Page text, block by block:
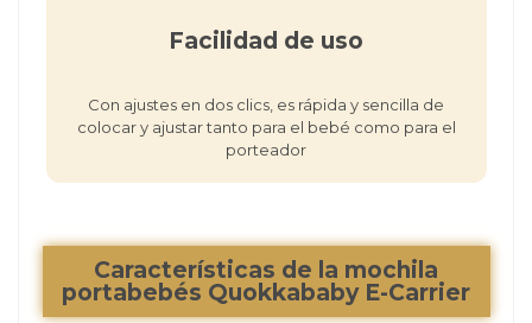
Facilidad de uso
Con ajustes en dos clics, es rápida y sencilla de
colocar y ajustar tanto para el bebé como para el
porteador
Características de la mochila
portabebés Quokkababy E-Carrier